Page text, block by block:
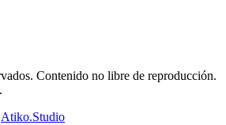
Contenido no libre de reproducción.
Atiko.Studio